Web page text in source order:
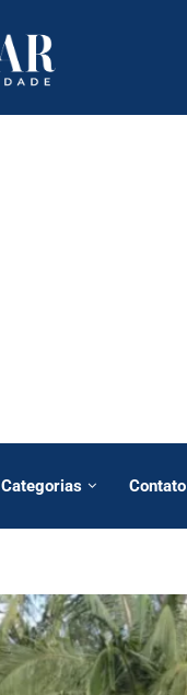
Categorias Contato